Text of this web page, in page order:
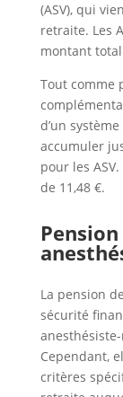
(ASV), qui
retraite. Les
montant
Tout comme
d’un
accumuler
pour les
de 11,48 €.
La pension
sécurité
Cependant,
critères